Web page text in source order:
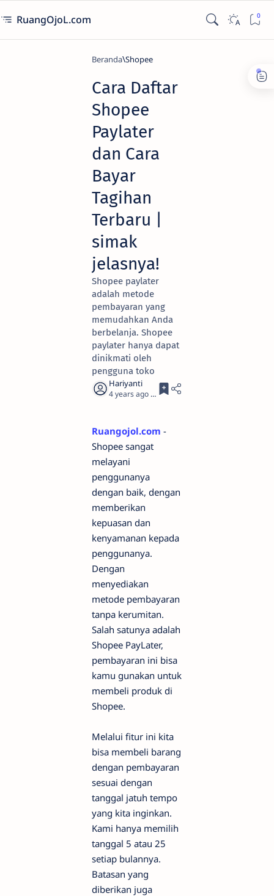
RuangOjoL.com
Beranda Shopee
Cara Daftar
Shopee
Paylater
dan Cara
Bayar
Tagihan
Terbaru |
simak
jelasnya!
Shopee paylater
adalah metode
pembayaran yang
memudahkan Anda
berbelanja. Shopee
paylater hanya dapat
dinikmati oleh
pengguna toko
4 years ago 4
Ruangojol.com -
Shopee sangat
melayani
penggunanya
dengan baik, dengan
memberikan
kepuasan dan
kenyamanan kepada
penggunanya.
Dengan
menyediakan
metode pembayaran
tanpa kerumitan.
Salah satunya adalah
Shopee PayLater,
pembayaran ini bisa
kamu gunakan untuk
membeli produk di
Shopee.
Melalui fitur ini kita
bisa membeli barang
dengan pembayaran
sesuai dengan
tanggal jatuh tempo
yang kita inginkan.
Kami hanya memilih
tanggal 5 atau 25
setiap bulannya.
Batasan yang
diberikan juga